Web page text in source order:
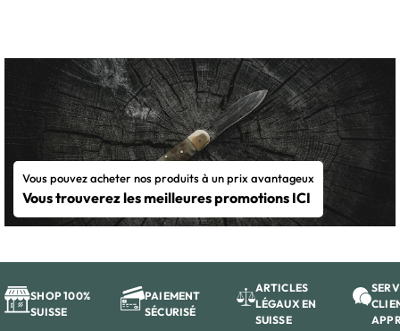
Vous pouvez acheter nos produits à un prix avantageux
Vous trouverez les meilleures promotions ICI
SHOP 100%
SUISSE
PAIEMENT
SÉCURISÉ
ARTICLES
LÉGAUX EN
SUISSE